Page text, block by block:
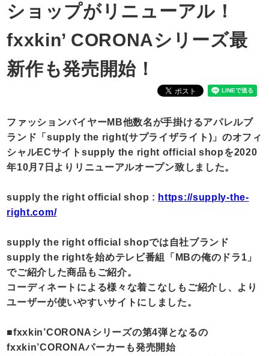
ショップがリニューアル！
fxxkin’ CORONAシリーズ最
新作も発売開始！
ファッションバイヤーMB他数名が手掛けるアパレルブ
ランド「supply the right(サプライザライト)」のオフィ
シャルECサイトsupply the right official shopを2020
年10月7日よりリニューアルオープン致しました。
supply the right official shop : https://supply-the-
right.com/
supply the right official shopでは自社ブランド
supply the rightを始めテレビ番組「MBの俺のドラ1」
でご紹介した商品もご紹介。
コーディネートによる様々な着こなしもご紹介し、より
ユーザーが使いやすいサイトにしました。
■fxxkin’CORONAシリーズの第4弾となるの
fxxkin’CORONAパーカーも発売開始